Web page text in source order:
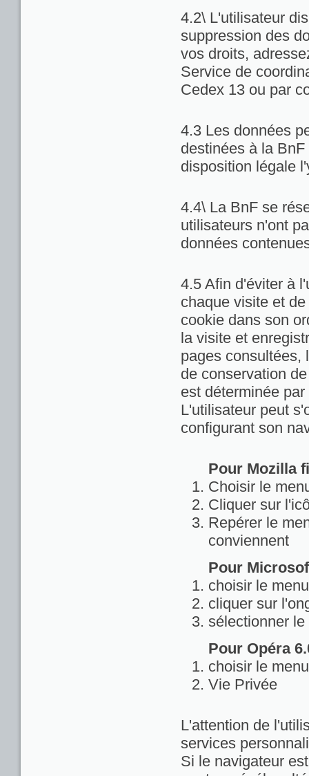
4.2\ L'utilisateur
suppression des
vos droits,
Service de
Cedex 13 ou par
4.3 Les données
destinées à la
disposition légale
4.4\ La BnF se
utilisateurs n'ont
données
4.5 Afin d'éviter à
chaque visite et
cookie dans son
la visite et
pages consultées,
de conservation
est déterminée
L'utilisateur peut
configurant son
Pour Mozilla
Choisir le
Cliquer sur
Repérer le
conviennent
Pour
choisir le
cliquer sur
sélectionner
Pour Opéra
choisir le
Vie Privée
L'attention de
services
Si le navigateur